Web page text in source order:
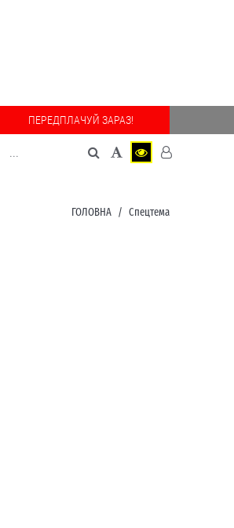
ПЕРЕДПЛАЧУЙ ЗАРАЗ!
...
ГОЛОВНА Спецтема